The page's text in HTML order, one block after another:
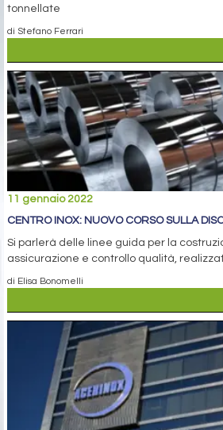
tonnellate
di Stefano Ferrari
11 gennaio 2022
CENTRO INOX: NUOVO CORSO SULLA
Si parlerà delle linee guida per la
assicurazione e controllo qualità,
di Elisa Bonomelli